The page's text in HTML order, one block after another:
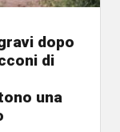
dopo
di
una